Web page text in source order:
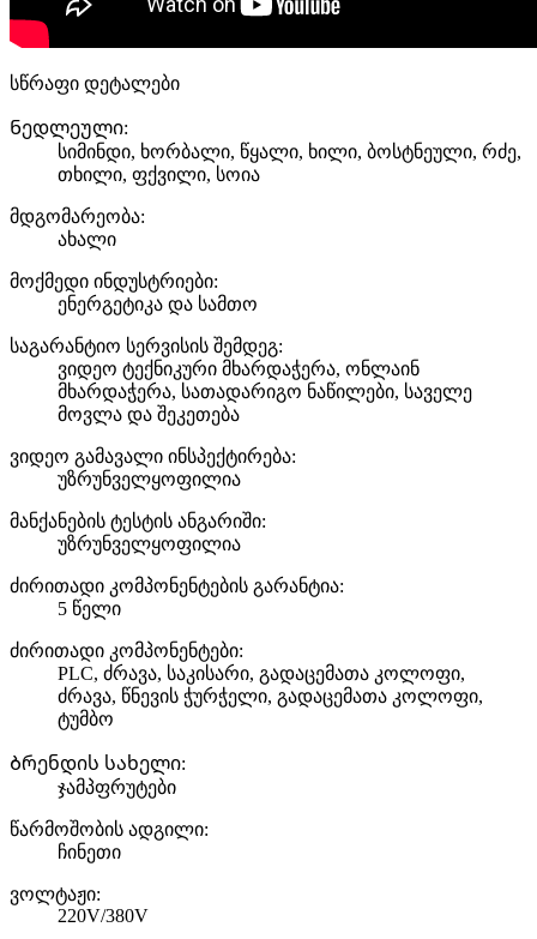
სწრაფი დეტალები
Ნედლეული:
სიმინდი, ხორბალი, წყალი, ხილი, ბოსტნეული, რძე,
თხილი, ფქვილი, სოია
მდგომარეობა:
ახალი
მოქმედი ინდუსტრიები:
ენერგეტიკა და სამთო
საგარანტიო სერვისის შემდეგ:
ვიდეო ტექნიკური მხარდაჭერა, ონლაინ
მხარდაჭერა, სათადარიგო ნაწილები, საველე
მოვლა და შეკეთება
ვიდეო გამავალი ინსპექტირება:
უზრუნველყოფილია
მანქანების ტესტის ანგარიში:
უზრუნველყოფილია
ძირითადი კომპონენტების გარანტია:
5 წელი
ძირითადი კომპონენტები:
PLC, ძრავა, საკისარი, გადაცემათა კოლოფი,
ძრავა, წნევის ჭურჭელი, გადაცემათა კოლოფი,
ტუმბო
Ბრენდის სახელი:
ჯამპფრუტები
წარმოშობის ადგილი:
ჩინეთი
ვოლტაჟი:
220V/380V